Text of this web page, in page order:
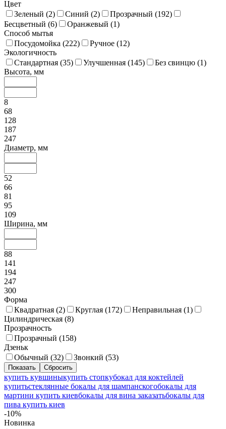
Цвет
Зеленый (2) Синий (2) Прозрачный (192)
Бесцветный (6) Оранжевый (1)
Способ мытья
Посудомойка (222) Ручное (12)
Экологичность
Стандартная (35) Улучшенная (145) Без свинцю (1)
Высота, мм
8
68
128
187
247
Диаметр, мм
52
66
81
95
109
Ширина, мм
88
141
194
247
300
Форма
Квадратная (2) Круглая (172) Неправильная (1)
Цилиндрическая (8)
Прозрачность
Прозрачный (158)
Дзеньк
Обычный (32) Звонкий (53)
купить кувшиныкупить стопкубокал для коктейлей
купитьстеклянные бокалы для шампанскогобокалы для
мартини купить киевбокалы для вина заказатьбокалы для
пива купить киев
-10%
Новинка